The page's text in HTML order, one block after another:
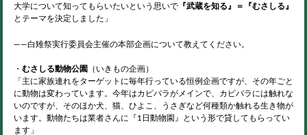
大学について知ってもらいたいという思いで 『武蔵を知る』＝『むさしる』
とテーマを決定しました」
――白雉祭実行委員会主催の本部企画について教えてください。
・ むさしる動物公園 （いきもの企画）
「主に家族連れをターゲットに毎年行っている恒例企画ですが、その年ごと
に動物は変わっています。今年はカピバラがメインで、カピバラには触れな
いのですが、そのほか犬、猫、ひよこ、うさぎなど何種類か触れる生き物が
います。動物たちは業者さんに『1日動物園』という形で貸してもらってい
ます」